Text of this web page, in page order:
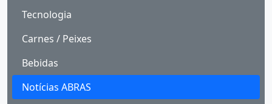
Tecnologia
Carnes / Peixes
Bebidas
Notícias ABRAS